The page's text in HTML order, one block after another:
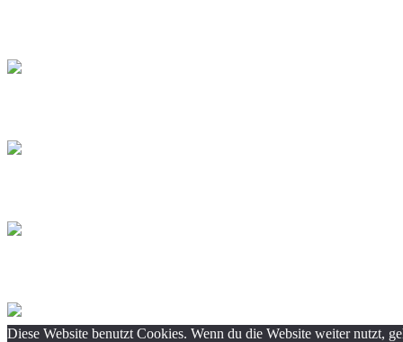
Diese Website benutzt Cookies. Wenn du die Website weiter nutzt,